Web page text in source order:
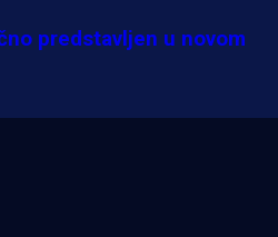
predstavljen u novom